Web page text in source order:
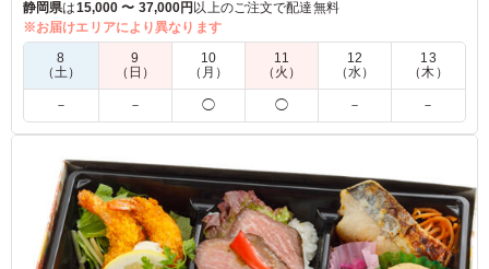
イベントによく使われます。
5.0
安心して、お客さんに提出できました。
ご利用シーン：法事・お葬式›法事
静岡県は15,000 〜 37,000円 以上のご注文で配達無料
※お届けエリアにより異なります
8
（土）
9
（日）
10
（月）
11
（火）
12
（水）
13
（木）
－ － ◯ ◯ － －